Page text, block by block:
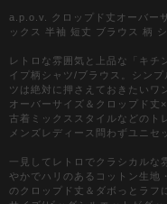
a.p.o.v. クロップド丈オーバー
ックス 半袖 短丈 ブラウス 柄
レトロな雰囲気と上品な「キチ
イプ柄シャツ/ブラウス。シン
ツは絶対に押さえておきたいワ
オーバーサイズ＆クロップド丈
古着ミックススタイルなどのト
メンズレディース問わずユニセ
一見してレトロでクラシカルな
やかでハリのあるコットン生地
のクロップド丈＆ダボっとラフ